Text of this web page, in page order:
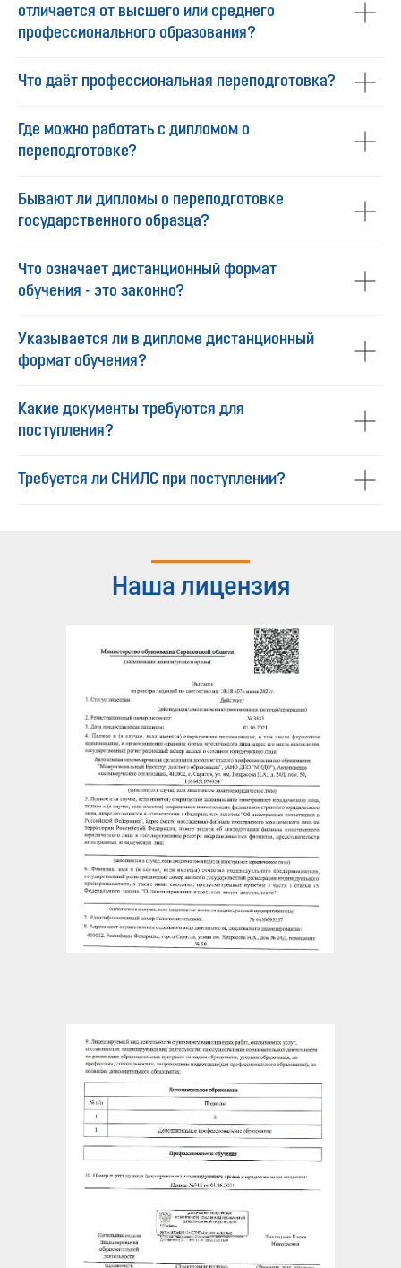
отличается от высшего или среднего
профессионального образования?
Что даёт профессиональная переподготовка?
Где можно работать с дипломом о
переподготовке?
Бывают ли дипломы о переподготовке
государственного образца?
Что означает дистанционный формат
обучения - это законно?
Указывается ли в дипломе дистанционный
формат обучения?
Какие документы требуются для
поступления?
Требуется ли СНИЛС при поступлении?
Наша лицензия